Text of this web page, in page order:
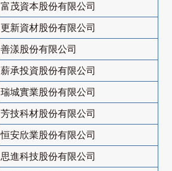
富茂資本股份有限公司
更新資材股份有限公司
善漾股份有限公司
薪承投資股份有限公司
瑞城實業股份有限公司
芳技科材股份有限公司
恒安欣業股份有限公司
思進科技股份有限公司